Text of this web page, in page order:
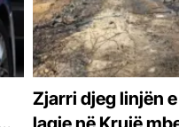
Zjarri djeg linjën